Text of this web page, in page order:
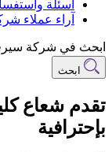
أسئلة
آراء عملاء
ابحث في شركة
ابحث
تقدم شعاع
بإحترافية